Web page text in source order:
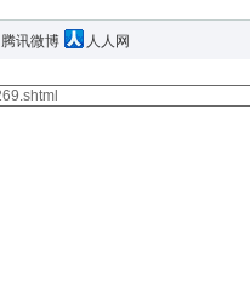
腾讯微博 人人网